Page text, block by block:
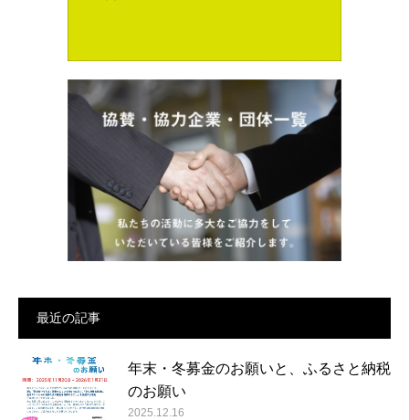
最近の記事
年末・冬募金のお願いと、ふるさと納税
のお願い
2025.12.16